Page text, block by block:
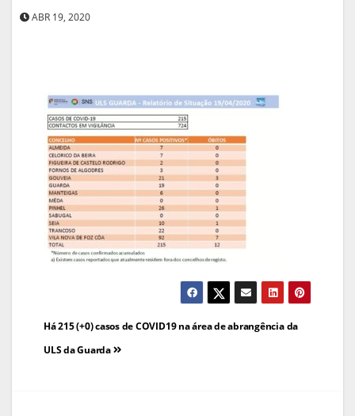
ABR 19, 2020
Navegação
de
Há 215 (+0) casos de COVID19 na área de abrangência da
ULS da Guarda